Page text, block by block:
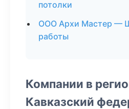
потолки
ООО Архи Мастер —
работы
Компании в
Кавказский